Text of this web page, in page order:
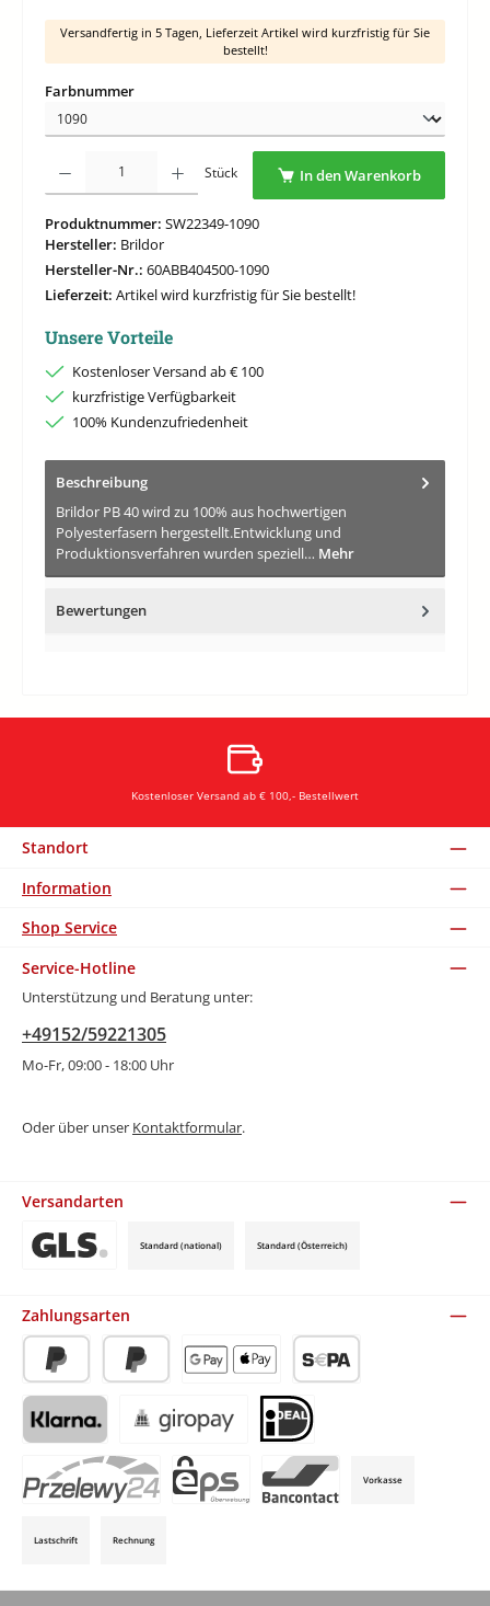
Versandfertig in 5 Tagen, Lieferzeit Artikel wird kurzfristig für Sie
bestellt!
Farbnummerauswählen
Produkt Anzahl: Gib den gewünschten Wert ein oder benutze die Schaltflächen um
Stück In den Warenkorb
Produktnummer: SW22349-1090
Hersteller: Brildor
Hersteller-Nr.: 60ABB404500-1090
Lieferzeit: Artikel wird kurzfristig für Sie bestellt!
Unsere Vorteile
Kostenloser Versand ab € 100
kurzfristige Verfügbarkeit
100% Kundenzufriedenheit
Beschreibung
Brildor PB 40 wird zu 100% aus hochwertigen
Polyesterfasern hergestellt.Entwicklung und
Produktionsverfahren wurden speziell… Mehr
Bewertungen
Kostenloser Versand ab € 100,- Bestellwert
Standort
Information
Shop Service
Service-Hotline
Unterstützung und Beratung unter:
+49152/59221305
Mo-Fr, 09:00 - 18:00 Uhr
Oder über unser Kontaktformular.
Versandarten
Standard (national) Standard (Österreich)
Zahlungsarten
PayPal Später BezahlenApple Pay / Google Pay (via Stripe)
SEPA-Lastschrift (via Stripe)
Klarna (via Stripe)Giropay (via Stripe) iDeal (via Stripe)
Vorkasse
Lastschrift Rechnung